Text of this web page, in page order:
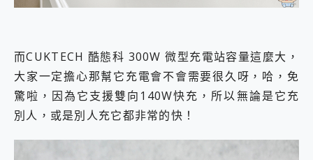
而CUKTECH 酷態科 300W 微型充電站容量這麼大，
大家一定擔心那幫它充電會不會需要很久呀，哈，免
驚啦，因為它支援雙向140W快充，所以無論是它充
別人，或是別人充它都非常的快！